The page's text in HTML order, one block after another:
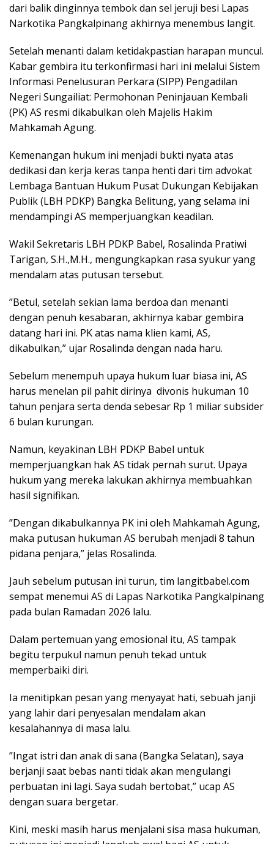
dari balik dinginnya tembok dan sel jeruji besi Lapas
Narkotika Pangkalpinang akhirnya menembus langit.
Setelah menanti dalam ketidakpastian harapan muncul.
Kabar gembira itu terkonfirmasi hari ini melalui Sistem
Informasi Penelusuran Perkara (SIPP) Pengadilan
Negeri Sungailiat: Permohonan Peninjauan Kembali
(PK) AS resmi dikabulkan oleh Majelis Hakim
Mahkamah Agung.
​Kemenangan hukum ini menjadi bukti nyata atas
dedikasi dan kerja keras tanpa henti dari tim advokat
Lembaga Bantuan Hukum Pusat Dukungan Kebijakan
Publik (LBH PDKP) Bangka Belitung, yang selama ini
mendampingi AS memperjuangkan keadilan.
​Wakil Sekretaris LBH PDKP Babel, Rosalinda Pratiwi
Tarigan, S.H.,M.H., mengungkapkan rasa syukur yang
mendalam atas putusan tersebut.
​”Betul, setelah sekian lama berdoa dan menanti
dengan penuh kesabaran, akhirnya kabar gembira
datang hari ini. PK atas nama klien kami, AS,
dikabulkan,” ujar Rosalinda dengan nada haru.
​Sebelum menempuh upaya hukum luar biasa ini, AS
harus menelan pil pahit dirinya divonis hukuman 10
tahun penjara serta denda sebesar Rp 1 miliar subsider
6 bulan kurungan.
Namun, keyakinan LBH PDKP Babel untuk
memperjuangkan hak AS tidak pernah surut. Upaya
hukum yang mereka lakukan akhirnya membuahkan
hasil signifikan.
​”Dengan dikabulkannya PK ini oleh Mahkamah Agung,
maka putusan hukuman AS berubah menjadi 8 tahun
pidana penjara,” jelas Rosalinda.
​Jauh sebelum putusan ini turun, tim langitbabel.com
sempat menemui AS di Lapas Narkotika Pangkalpinang
pada bulan Ramadan 2026 lalu.
Dalam pertemuan yang emosional itu, AS tampak
begitu terpukul namun penuh tekad untuk
memperbaiki diri.
​Ia menitipkan pesan yang menyayat hati, sebuah janji
yang lahir dari penyesalan mendalam akan
kesalahannya di masa lalu.
​”Ingat istri dan anak di sana (Bangka Selatan), saya
berjanji saat bebas nanti tidak akan mengulangi
perbuatan ini lagi. Saya sudah bertobat,” ucap AS
dengan suara bergetar.
​Kini, meski masih harus menjalani sisa masa hukuman,